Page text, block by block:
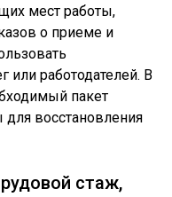
мест работы,
о приеме и
или работодателей. В
пакет
восстановления
стаж,